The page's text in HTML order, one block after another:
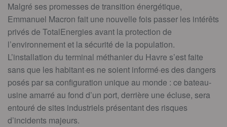
Malgré ses promesses de transition énergétique,
Emmanuel Macron fait une nouvelle fois passer les intérêts
privés de TotalEnergies avant la protection de
l’environnement et la sécurité de la population.
L’installation du terminal méthanier du Havre s’est faite
sans que les habitant·es ne soient informé·es des dangers
posés par sa configuration unique au monde : ce bateau-
usine amarré au fond d’un port, derrière une écluse, sera
entouré de sites industriels présentant des risques
d’incidents majeurs.